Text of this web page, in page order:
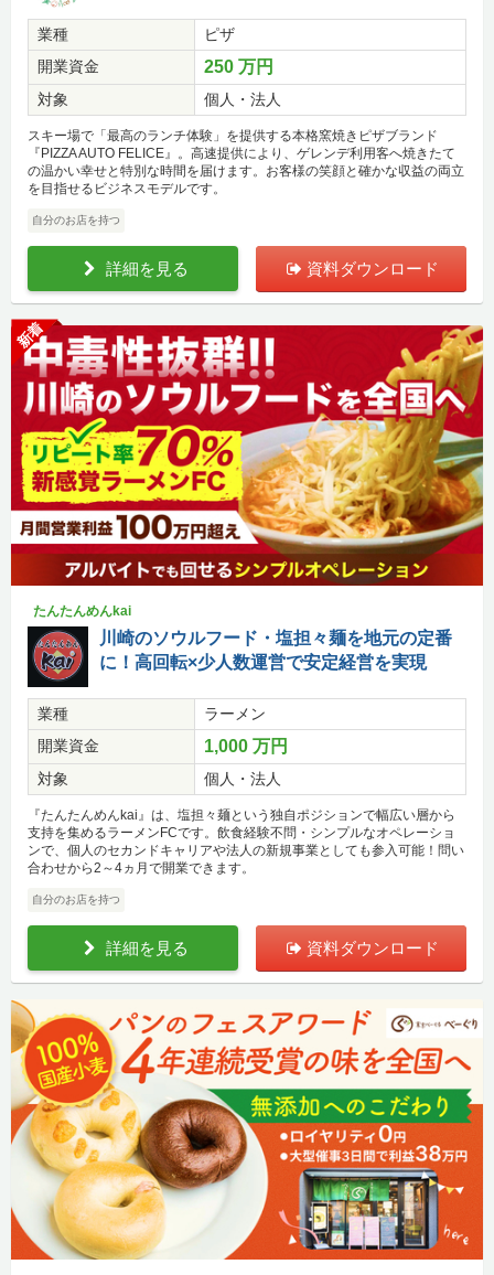
業種
ピザ
開業資金
250 万円
対象 個人・法人
スキー場で「最高のランチ体験」を提供する本格窯焼きピザブランド
『PIZZA AUTO FELICE』。高速提供により、ゲレンデ利用客へ焼きたて
の温かい幸せと特別な時間を届けます。お客様の笑顔と確かな収益の両立
を目指せるビジネスモデルです。
自分のお店を持つ
詳細を見る 資料ダウンロード
新着
たんたんめんkai
川崎のソウルフード・塩担々麺を地元の定番
に！高回転×少人数運営で安定経営を実現
業種
ラーメン
開業資金
1,000 万円
対象 個人・法人
『たんたんめんkai』は、塩担々麺という独自ポジションで幅広い層から
支持を集めるラーメンFCです。飲食経験不問・シンプルなオペレーショ
ンで、個人のセカンドキャリアや法人の新規事業としても参入可能！問い
合わせから2～4ヵ月で開業できます。
自分のお店を持つ
詳細を見る 資料ダウンロード